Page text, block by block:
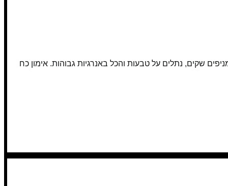
שקים, נתלים על טבעות והכל באנרגיות גבוהות. אימון כח